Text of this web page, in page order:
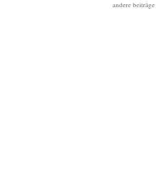
andere beiträge